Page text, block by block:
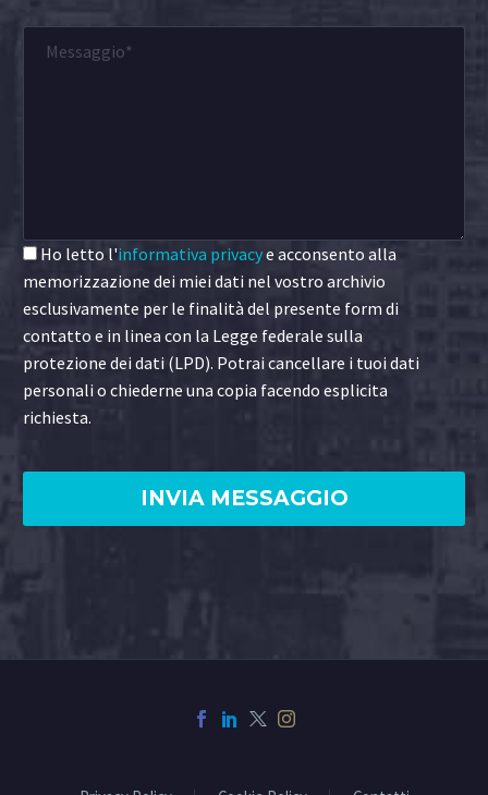
Ho letto l'informativa privacye acconsento alla
memorizzazione dei miei dati nel vostro archivio
esclusivamente per le finalità del presente form di
contatto e in linea con la Legge federale sulla
protezione dei dati (LPD). Potrai cancellare i tuoi dati
personali o chiederne una copia facendo esplicita
richiesta.